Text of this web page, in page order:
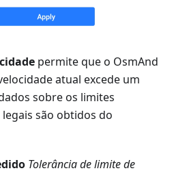
permite que o OsmAnd
atual excede um
sobre os limites
são obtidos do
Tolerância de limite de